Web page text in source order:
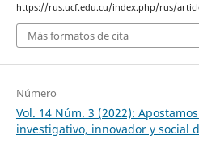
https://rus.ucf.edu.cu/index.php/rus/
Más formatos de cita
Número
Vol. 14 Núm. 3 (2022):
investigativo, innovador y social